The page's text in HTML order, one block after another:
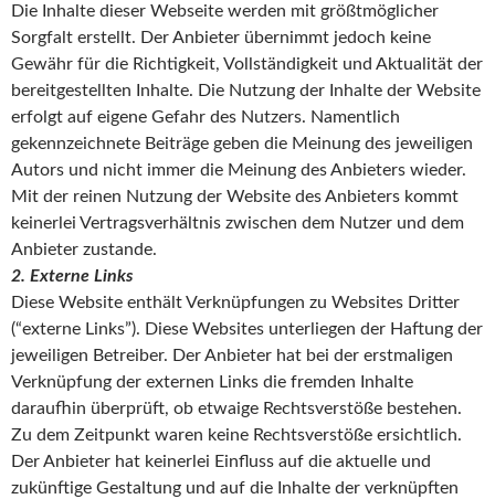
Die Inhalte dieser Webseite werden mit größtmöglicher
Sorgfalt erstellt. Der Anbieter übernimmt jedoch keine
Gewähr für die Richtigkeit, Vollständigkeit und Aktualität der
bereitgestellten Inhalte. Die Nutzung der Inhalte der Website
erfolgt auf eigene Gefahr des Nutzers. Namentlich
gekennzeichnete Beiträge geben die Meinung des jeweiligen
Autors und nicht immer die Meinung des Anbieters wieder.
Mit der reinen Nutzung der Website des Anbieters kommt
keinerlei Vertragsverhältnis zwischen dem Nutzer und dem
Anbieter zustande.
2. Externe Links
Diese Website enthält Verknüpfungen zu Websites Dritter
(“externe Links”). Diese Websites unterliegen der Haftung der
jeweiligen Betreiber. Der Anbieter hat bei der erstmaligen
Verknüpfung der externen Links die fremden Inhalte
daraufhin überprüft, ob etwaige Rechtsverstöße bestehen.
Zu dem Zeitpunkt waren keine Rechtsverstöße ersichtlich.
Der Anbieter hat keinerlei Einfluss auf die aktuelle und
zukünftige Gestaltung und auf die Inhalte der verknüpften